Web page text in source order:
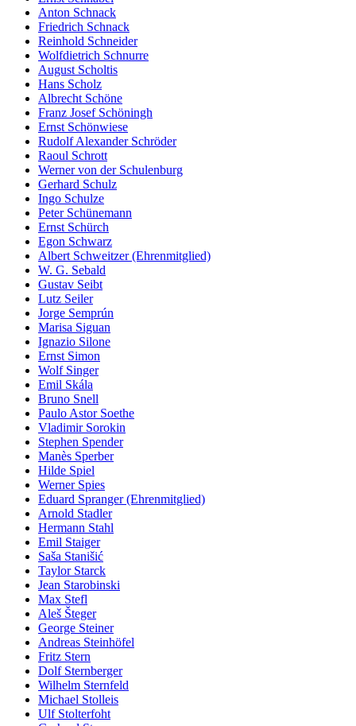
Anton Schnack
Friedrich Schnack
Reinhold Schneider
Wolfdietrich Schnurre
August Scholtis
Hans Scholz
Albrecht Schöne
Franz Josef Schöningh
Ernst Schönwiese
Rudolf Alexander Schröder
Raoul Schrott
Werner von der Schulenburg
Gerhard Schulz
Ingo Schulze
Peter Schünemann
Ernst Schürch
Egon Schwarz
Albert Schweitzer (Ehrenmitglied)
W. G. Sebald
Gustav Seibt
Lutz Seiler
Jorge Semprún
Marisa Siguan
Ignazio Silone
Ernst Simon
Wolf Singer
Emil Skála
Bruno Snell
Paulo Astor Soethe
Vladimir Sorokin
Stephen Spender
Manès Sperber
Hilde Spiel
Werner Spies
Eduard Spranger (Ehrenmitglied)
Arnold Stadler
Hermann Stahl
Emil Staiger
Saša Stanišić
Taylor Starck
Jean Starobinski
Max Stefl
Aleš Šteger
George Steiner
Andreas Steinhöfel
Fritz Stern
Dolf Sternberger
Wilhelm Sternfeld
Michael Stolleis
Ulf Stolterfoht